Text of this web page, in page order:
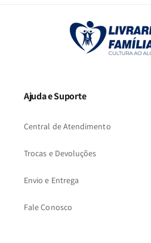
Ajuda e Suporte
Central de Atendimento
Trocas e Devoluções
Envio e Entrega
Fale Conosco